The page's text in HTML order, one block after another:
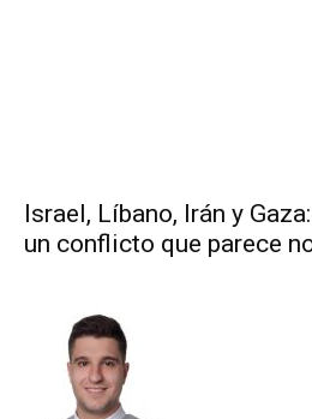
Israel, Líbano, Irán y
un conflicto que parece